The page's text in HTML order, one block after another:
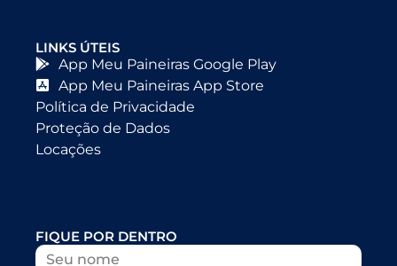
LINKS ÚTEIS
App Meu Paineiras Google Play
App Meu Paineiras App Store
Política de Privacidade
Proteção de Dados
Locações
FIQUE POR DENTRO